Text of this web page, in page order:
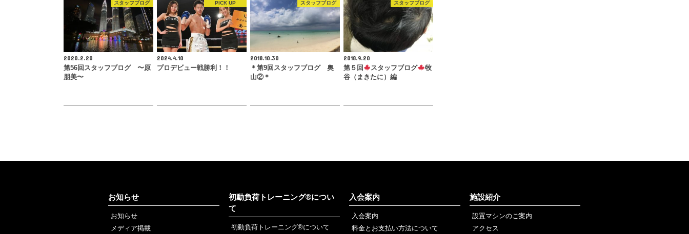
スタッフブログ
2020.2.20
第56回スタッフブログ 〜原
朋美〜
PICK UP
2024.4.10
プロデビュー戦勝利！！
スタッフブログ
2018.10.30
＊第9回スタッフブログ 奥
山②＊
スタッフブログ
2018.9.20
第５回
スタッフブログ
牧
谷（まきたに）編
お知らせ
お知らせ
メディア掲載
初動負荷トレーニング®につい
て
初動負荷トレーニング®について
入会案内
入会案内
料金とお支払い方法について
施設紹介
設置マシンのご案内
アクセス